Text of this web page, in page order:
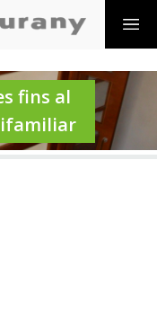
fins al